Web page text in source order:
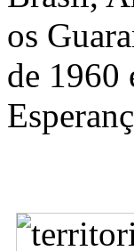
os
de 1960